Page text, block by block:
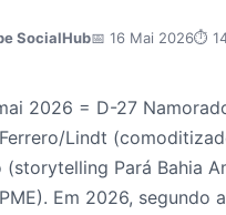
SocialHub📅 16 Mai 2026⏱
2026 = D-27
Lindt
(storytelling Pará Bahia
Em 2026,